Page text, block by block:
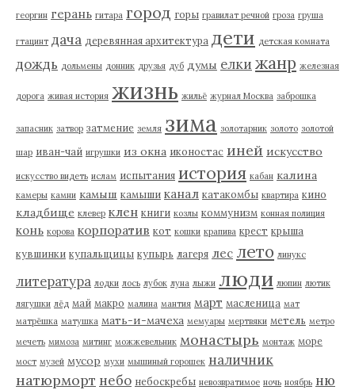
георгин герань гитара город горы гравилат речной гроза груша
гтацинт дача деревянная архитектура дети детская комната
дождь дольмены донник друзья дуб думы елки жанр железная
дорога живая история жизнь жильё журнал Москва заброшка
запасник затвор затмение земля зима золотарник золото золотой
шар иван-чай игрушки из окна иконостас иней искусство
искусство видеть ислам испытания история кабан калина
камеры камни камыш камыши канал катакомбы квартира кино
кладбище клевер клен книги козлы коммунизм конная полиция
конь корова корпоратив кот кошки крапива крест крыша
кувшинки купальщицы купырь лагеря лес лето линукс
литература лодки лось лубок луна лыжи люди люпин лютик
лягушки лёд май макро малина мантия март масленица мат
матрёшка матушка мать-и-мачеха мемуары мертвяки метель метро
мечеть мимоза митинг можжевельник монастырь монтаж море
мост музей мусор мухи мышиный горошек наличник
натюрморт небо небоскребы невозвратимое ночь ноябрь ню